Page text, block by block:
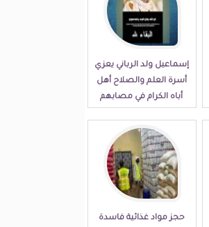
إسماعيل ولد الرباني يعزي
أسرة العلم والصلاح أهل
أباه الكرام في مصابهم
حجز مواد غذائية فاسدة